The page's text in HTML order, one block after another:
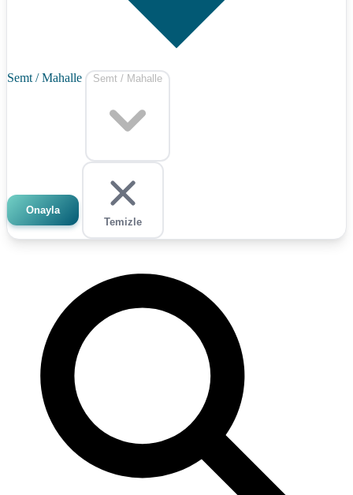
Semt / Mahalle Semt / Mahalle
Onayla
Temizle